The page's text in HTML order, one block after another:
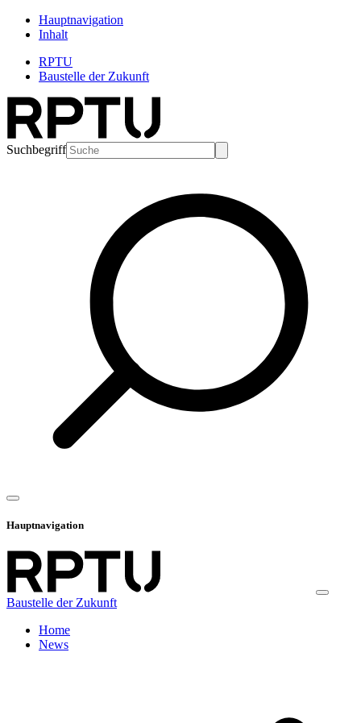
Hauptnavigation
Inhalt
RPTU
Baustelle der Zukunft
Suchbegriff
Hauptnavigation
Baustelle der Zukunft
Home
News